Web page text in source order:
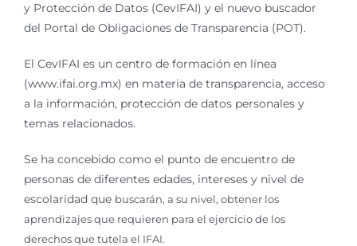
y Protección de Datos (CevIFAI) y el nuevo buscador
del Portal de Obligaciones de Transparencia (POT).
El CevIFAI es un centro de formación en línea
(www.ifai.org.mx) en materia de transparencia, acceso
a la información, protección de datos personales y
temas relacionados.
Se ha concebido como el punto de encuentro de
personas de diferentes edades, intereses y nivel de
escolaridad que buscarán, a su nivel, obtener los
aprendizajes que requieren para el ejercicio de los
derechos que tutela el IFAI.